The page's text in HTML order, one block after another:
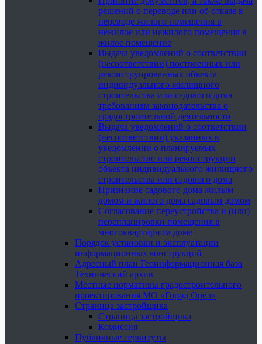
решений о переводе или об отказе в
переводе жилого помещения в
нежилое или нежилого помещения в
жилое помещение
Выдача уведомлений о соответствии
(несоответствии) построенных или
реконструированных объекта
индивидуального жилищного
строительства или садового дома
требованиям законодательства о
градостроительной деятельности
Выдача уведомлений о соответствии
(несоответствии) указанных в
уведомлении о планируемых
строительстве или реконструкции
объекта индивидуального жилищного
строительства или садового дома
Признание садового дома жилым
домом и жилого дома садовым домом
Согласование переустройства и (или)
перепланировки помещения в
многоквартирном доме
Порядок установки и эксплуатации
информационных конструкций
Адресный план Геоинформационная база
Технический архив
Местные нормативы градостроительного
проектирования МО «Город Орёл»
Страница застройщика
Страница застройщика
Комиссия
Публичные сервитуты